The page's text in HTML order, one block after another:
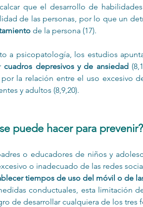
que el desarrollo de
de las personas, por lo que un
de la persona (17).
a psicopatología, los estudios
cuadros depresivos y de ansiedad
la relación entre el uso excesivo
y adultos (8,9,20).
puede hacer para prevenir?
o educadores de niños y
o inadecuado de las redes
tiempos de uso del móvil o de
conductuales, esta limitación
de desarrollar cualquiera de los tres